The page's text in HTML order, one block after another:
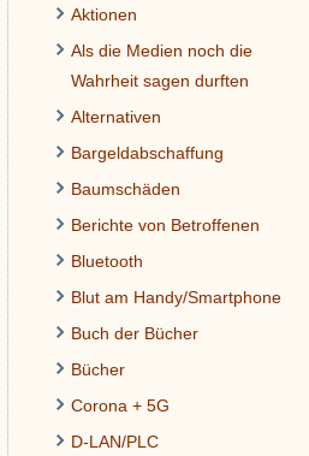
Aktionen
Als die Medien noch die
Wahrheit sagen durften
Alternativen
Bargeldabschaffung
Baumschäden
Berichte von Betroffenen
Bluetooth
Blut am Handy/Smartphone
Buch der Bücher
Bücher
Corona + 5G
D-LAN/PLC